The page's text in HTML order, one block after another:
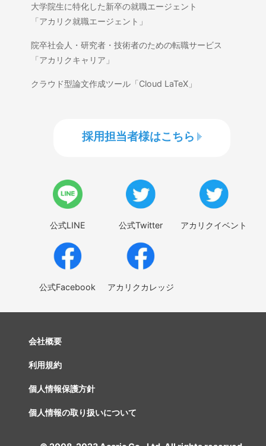
大学院生に特化した新卒の就職エージェント
「アカリク就職エージェント」
院卒社会人・研究者・技術者のための転職サービス
「アカリクキャリア」
クラウド型論文作成ツール「Cloud LaTeX」
採用担当者様はこちら
公式LINE 公式Twitter アカリクイベント
公式Facebook アカリクカレッジ
会社概要
利用規約
個人情報保護方針
個人情報の取り扱いについて